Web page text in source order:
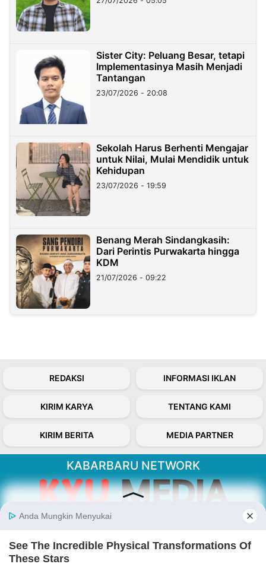
Sister City: Peluang Besar, tetapi
Implementasinya Masih Menjadi
Tantangan
23/07/2026 - 20:08
Sekolah Harus Berhenti Mengajar
untuk Nilai, Mulai Mendidik untuk
Kehidupan
23/07/2026 - 19:59
Benang Merah Sindangkasih:
Dari Perintis Purwakarta hingga
KDM
21/07/2026 - 09:22
REDAKSI INFORMASI IKLAN
KIRIM KARYA TENTANG KAMI
KIRIM BERITA MEDIA PARTNER
KABARBARU NETWORK